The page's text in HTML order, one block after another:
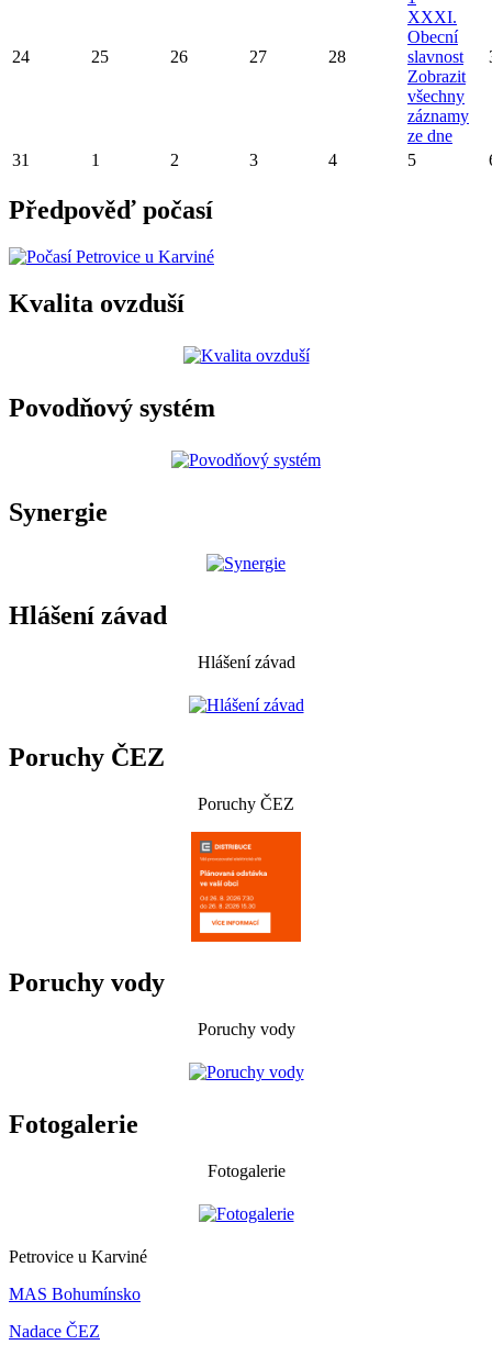
24 25 26 27 28
XXXI.
Obecní
slavnost
Zobrazit
všechny
záznamy
ze dne
31 1 2 3 4 5
Předpověď počasí
Kvalita ovzduší
Povodňový systém
Synergie
Hlášení závad
Hlášení závad
Poruchy ČEZ
Poruchy ČEZ
Poruchy vody
Poruchy vody
Fotogalerie
Fotogalerie
Petrovice u Karviné
MAS Bohumínsko
Nadace ČEZ